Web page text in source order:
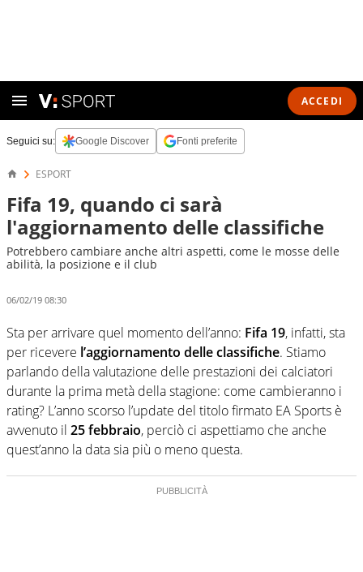
ACCEDI
Seguici su: Google Discover Fonti preferite
ESPORT
Fifa 19, quando ci sarà
l'aggiornamento delle classifiche
Potrebbero cambiare anche altri aspetti, come le mosse delle
abilità, la posizione e il club
06/02/19 08:30
Sta per arrivare quel momento dell’anno: Fifa 19, infatti, sta
per ricevere l’aggiornamento delle classifiche. Stiamo
parlando della valutazione delle prestazioni dei calciatori
durante la prima metà della stagione: come cambieranno i
rating? L’anno scorso l’update del titolo firmato EA Sports è
avvenuto il 25 febbraio, perciò ci aspettiamo che anche
quest’anno la data sia più o meno questa.